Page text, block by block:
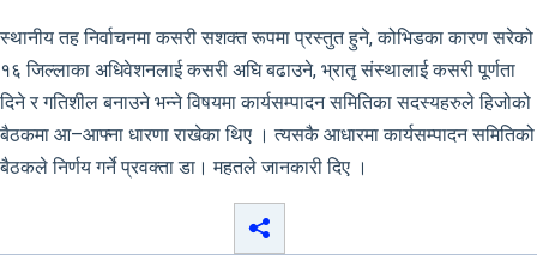
स्थानीय तह निर्वाचनमा कसरी सशक्त रूपमा प्रस्तुत हुने, कोभिडका कारण सरेको
१६ जिल्लाका अधिवेशनलाई कसरी अघि बढाउने, भ्रातृ संस्थालाई कसरी पूर्णता
दिने र गतिशील बनाउने भन्ने विषयमा कार्यसम्पादन समितिका सदस्यहरुले हिजोको
बैठकमा आ–आफ्ना धारणा राखेका थिए । त्यसकै आधारमा कार्यसम्पादन समितिको
बैठकले निर्णय गर्ने प्रवक्ता डा। महतले जानकारी दिए ।